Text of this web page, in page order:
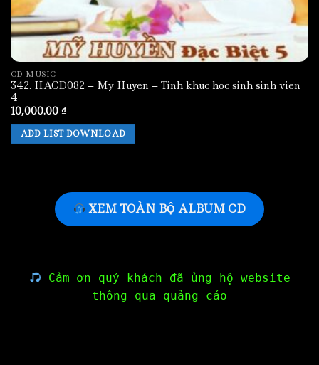
CD MUSIC
342. HACD082 – My Huyen – Tinh khuc hoc sinh sinh vien
4
10,000.00 ₫
ADD LIST DOWNLOAD
XEM TOÀN BỘ ALBUM CD
Cảm ơn quý khách đã ủng hộ website
thông qua quảng cáo